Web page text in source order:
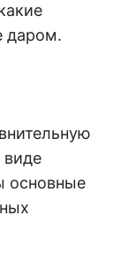
даром.
виде
основные